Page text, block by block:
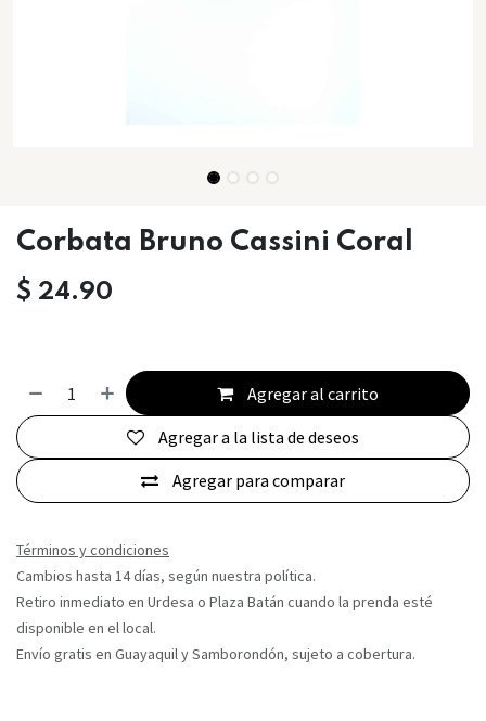
Corbata Bruno Cassini Coral
$ 24.90
Agregar al carrito
Agregar para comparar
Agregar a la lista de deseos
Términos y condiciones
Cambios hasta 14 días, según nuestra política.
Retiro inmediato en Urdesa o Plaza Batán cuando la prenda esté
disponible en el local.
Envío gratis en Guayaquil y Samborondón, sujeto a cobertura.